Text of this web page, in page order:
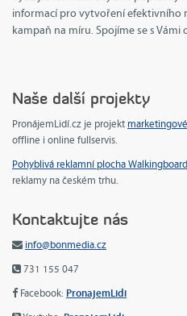
informací pro vytvoření efektivního
kampaň na míru. Spojíme se s Vámi
Naše další projekty
PronájemLidí.cz je projekt
offline i online fullservis.
Pohyblivá reklamní plocha Walkingboard
reklamy na českém trhu.
Kontaktujte nás
info@bonmedia.cz
731 155 047
Facebook: PronajemLidi